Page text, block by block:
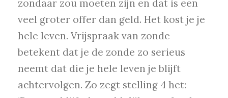
zondaar zou moeten zijn en dat is een
veel groter offer dan geld. Het kost je je
hele leven. Vrijspraak van zonde
betekent dat je de zonde zo serieus
neemt dat die je hele leven je blijft
achtervolgen. Zo zegt stelling 4 het: